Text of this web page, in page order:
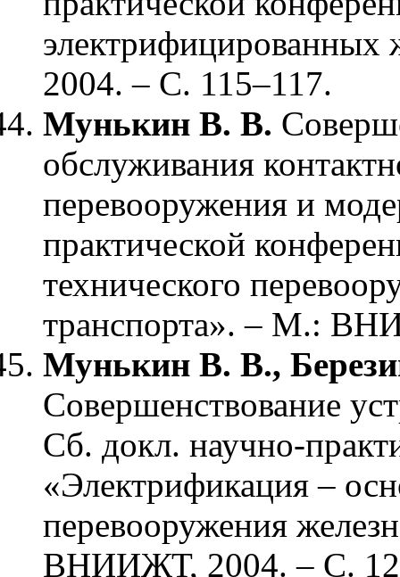
2004. – С. 115–117.
Мунькин В. В.
обслуживания
перевооружения и
практической
технического
транспорта». – М.:
Мунькин В. В.,
Совершенствование
Сб. докл. научно-
«Электрификация –
перевооружения
ВНИИЖТ, 2004. – С.